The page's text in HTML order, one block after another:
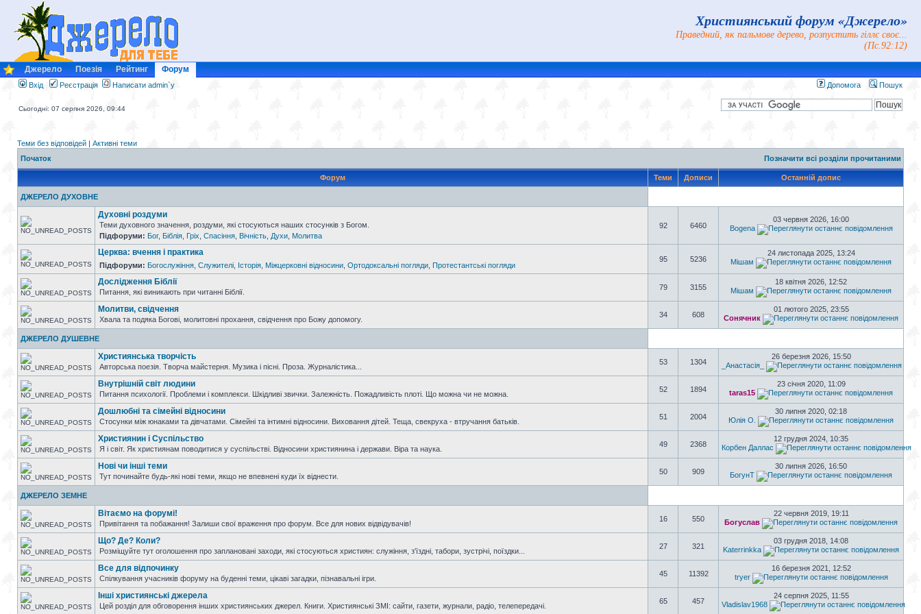
Християнський форум «Джерело»
Праведний, як пальмове дерево, розпустить гіллє своє...
(Пс.92:12)
Джерело Поезія Рейтинг Форум
Вхід Реєстрація Написати admin`у Допомога Пошук
Сьогодні: 07 серпня 2026, 09:44
Теми без відповідей | Активні теми
Початок
Позначити всі розділи прочитаними
Форум Теми Дописи Останній допис
ДЖЕРЕЛО ДУХОВНЕ
Духовні роздуми
Теми духовного значення, роздуми, які стосуються наших стосунків з Богом.
Підфоруми: Бог, Біблія Гріх Спасіння Вічність Духи Молитва
92 6460
03 червня 2026, 16:00
Bogena
Церква: вчення і практика
Підфоруми: Богослужіння Служителі Історія Міжцерковні відносини Ортодоксальні погляди Протестантські погляди
95 5236
24 листопада 2025, 13:24
Мішам
Дослідження Біблії
Питання, які виникають при читанні Біблії.
79 3155
18 квітня 2026, 12:52
Мішам
Молитви, свідчення
Хвала та подяка Богові, молитовні прохання, свідчення про Божу допомогу.
34 608
01 лютого 2025, 23:55
Сонячник
ДЖЕРЕЛО ДУШЕВНЕ
Християнська творчість
Авторська поезія. Творча майстерня. Музика і пісні. Проза. Журналістика...
53 1304
26 березня 2026, 15:50
_Анастасія_
Внутрішній світ людини
Питання психології. Проблеми і комплекси. Шкідливі звички. Залежність. Пожадливість плоті. Що можна чи не можна.
52 1894
23 січня 2020, 11:09
taras15
Дошлюбні та сімейні відносини
Стосунки між юнаками та дівчатами. Сімейні та інтимні відносини. Виховання дітей. Теща, свекруха - втручання батьків.
51 2004
30 липня 2020, 02:18
Юлія О.
Християнин і Суспільство
Я і світ. Як християнам поводитися у суспільстві. Відносини християнина і держави. Віра та наука.
49 2368
12 грудня 2024, 10:35
Корбен Даллас
Нові чи інші теми
Тут починайте будь-які нові теми, якщо не впевнені куди їх віднести.
50 909
30 липня 2026, 16:50
БогунТ
ДЖЕРЕЛО ЗЕМНЕ
Вітаємо на форумі!
Привітання та побажання! Залиши свої враження про форум. Все для нових відвідувачів!
16 550
22 червня 2019, 19:11
Богуслав
Що? Де? Коли?
Розміщуйте тут оголошення про заплановані заходи, які стосуються християн: служіння, з'їздні, табори, зустрічі, поїздки...
27 321
03 грудня 2018, 14:08
Katerrinkka
Все для відпочинку
Спілкування учасників форуму на буденні теми, цікаві загадки, пізнавальні ігри.
45 11392
16 березня 2021, 12:52
tryer
Інші християнські джерела
Цей розділ для обговорення інших християнських джерел. Книги. Християнські ЗМІ: сайти, газети, журнали, радіо, телепередачі.
65 457
24 серпня 2025, 11:55
Vladislav1968